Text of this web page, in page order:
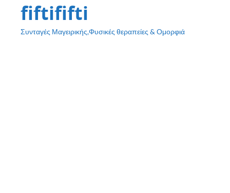
fiftififti
Συνταγές Μαγειρικής,Φυσικές θεραπείες & Ομορφιά